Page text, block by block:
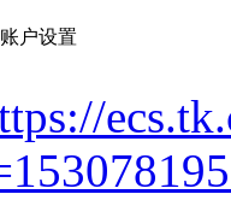
账户设置